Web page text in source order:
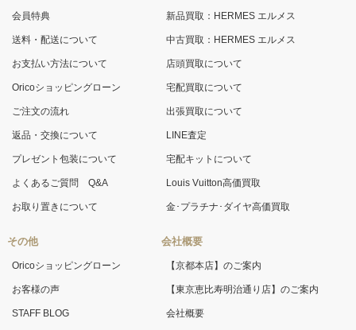
会員特典
送料・配送について
お支払い方法について
Oricoショッピングローン
ご注文の流れ
返品・交換について
プレゼント包装について
よくあるご質問 Q&A
お取り置きについて
その他
Oricoショッピングローン
お客様の声
STAFF BLOG
新品買取：HERMES エルメス
中古買取：HERMES エルメス
店頭買取について
宅配買取について
出張買取について
LINE査定
宅配キットについて
Louis Vuitton高価買取
金･プラチナ･ダイヤ高価買取
会社概要
【京都本店】のご案内
【東京恵比寿明治通り店】のご案内
会社概要